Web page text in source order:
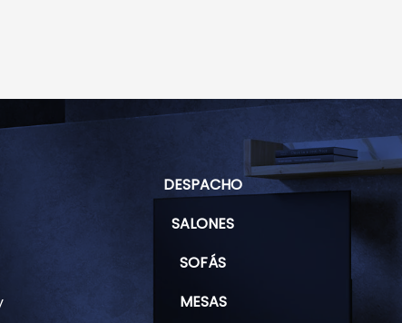
DESPACHO
SALONES
SOFÁS
MESAS